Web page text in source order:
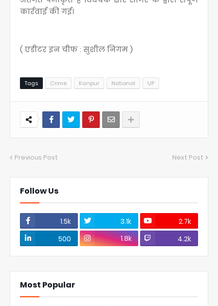
कार्रवाई की गई।
( एडीटर इन चीफ : सुशील निगम )
Tags Crime Kanpur National UP
Previous Post Next Post
Follow Us
1.5k 3.1k
2.7k
500
1.8k 4.2k
Most Popular